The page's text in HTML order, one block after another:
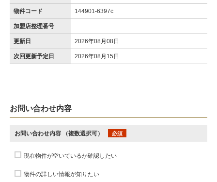
物件コード 144901-6397c
加盟店整理番号
更新日 2026年08月08日
次回更新予定日 2026年08月15日
お問い合わせ内容
お問い合わせ内容 （複数選択可） 必須
現在物件が空いているか確認したい
物件の詳しい情報が知りたい